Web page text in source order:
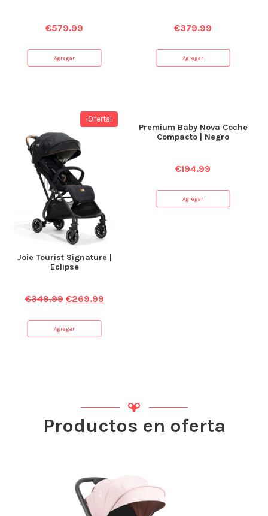
€579.99
Agregar
€379.99
Agregar
¡Oferta!
Joie Tourist Signature |
Eclipse
€349.99 €269.99
Agregar
Premium Baby Nova Coche
Compacto | Negro
€194.99
Agregar
Productos en oferta